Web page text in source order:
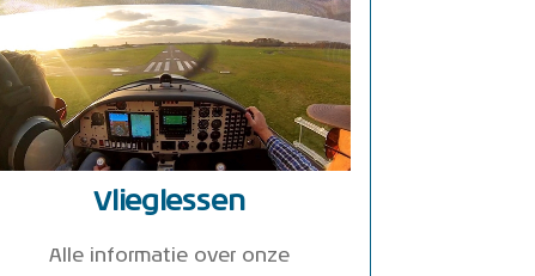
Vlieglessen
Alle informatie over onze